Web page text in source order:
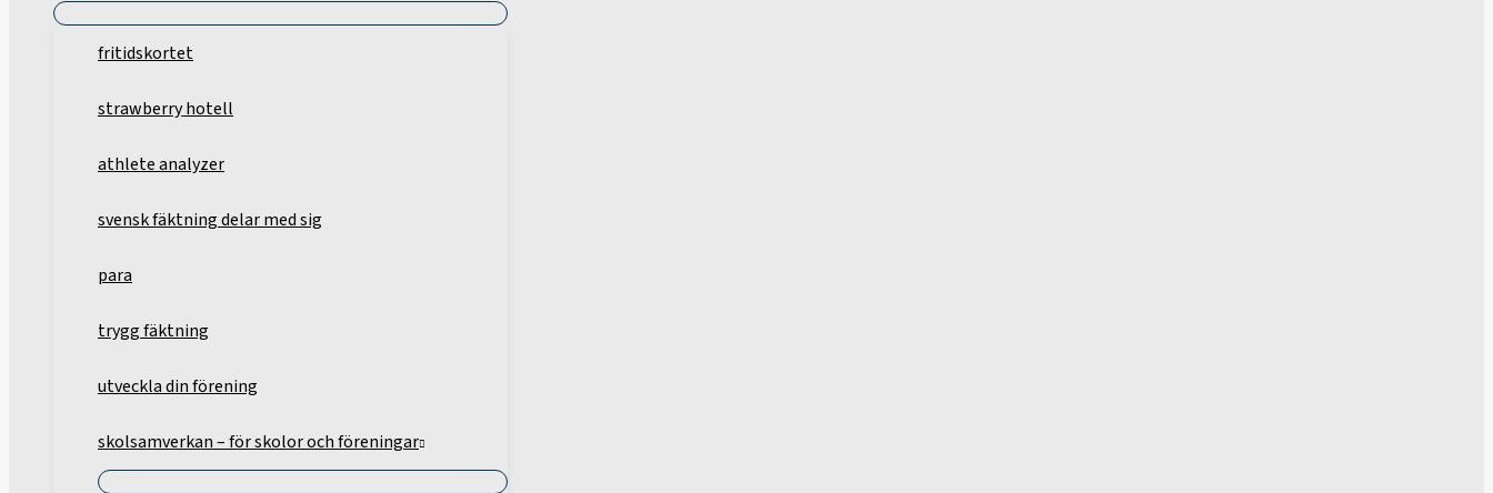
fritidskortet
strawberry hotell
athlete analyzer
svensk fäktning delar med sig
para
trygg fäktning
utveckla din förening
skolsamverkan – för skolor och föreningar